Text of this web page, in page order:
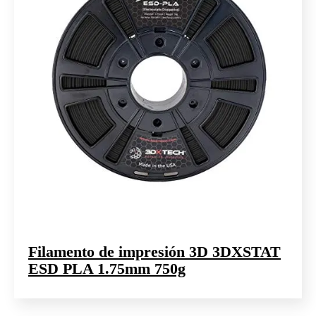
Filamento de impresión 3D 3DXSTAT
ESD PLA 1.75mm 750g